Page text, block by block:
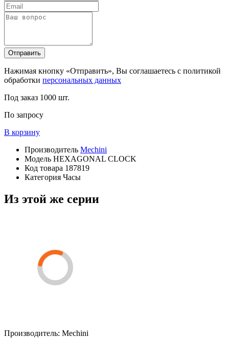
Отправить
Нажимая кнопку «Отправить», Вы соглашаетесь с политикой
обработки персональных данных
Под заказ 1000 шт.
По запросу
В корзину
Производитель Mechini
Модель HEXAGONAL CLOCK
Код товара 187819
Категория Часы
Из этой же серии
Производитель: Mechini